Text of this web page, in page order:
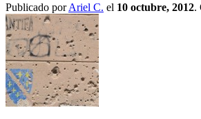
Publicado porAriel C. el 10 octubre, 2012.